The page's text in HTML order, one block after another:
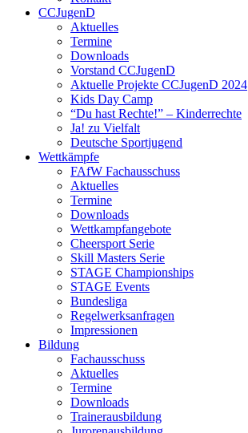
CCJugenD
Aktuelles
Termine
Downloads
Vorstand CCJugenD
Aktuelle Projekte CCJugenD 2024
Kids Day Camp
“Du hast Rechte!” – Kinderrechte
Ja! zu Vielfalt
Deutsche Sportjugend
Wettkämpfe
FAfW Fachausschuss
Aktuelles
Termine
Downloads
Wettkampfangebote
Cheersport Serie
Skill Masters Serie
STAGE Championships
STAGE Events
Bundesliga
Regelwerksanfragen
Impressionen
Bildung
Fachausschuss
Aktuelles
Termine
Downloads
Trainerausbildung